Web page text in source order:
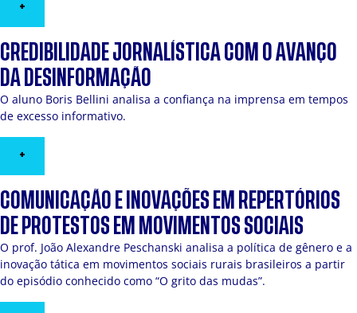
+
CREDIBILIDADE JORNALÍSTICA COM O AVANÇO
DA DESINFORMAÇÃO
O aluno Boris Bellini analisa a confiança na imprensa em tempos
de excesso informativo.
+
COMUNICAÇÃO E INOVAÇÕES EM REPERTÓRIOS
DE PROTESTOS EM MOVIMENTOS SOCIAIS
O prof. João Alexandre Peschanski analisa a política de gênero e a
inovação tática em movimentos sociais rurais brasileiros a partir
do episódio conhecido como “O grito das mudas”.